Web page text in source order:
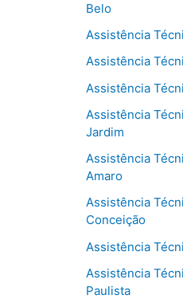
Belo
Assistência
Assistência
Assistência
Assistência
Jardim
Assistência
Amaro
Assistência
Conceição
Assistência
Assistência
Paulista